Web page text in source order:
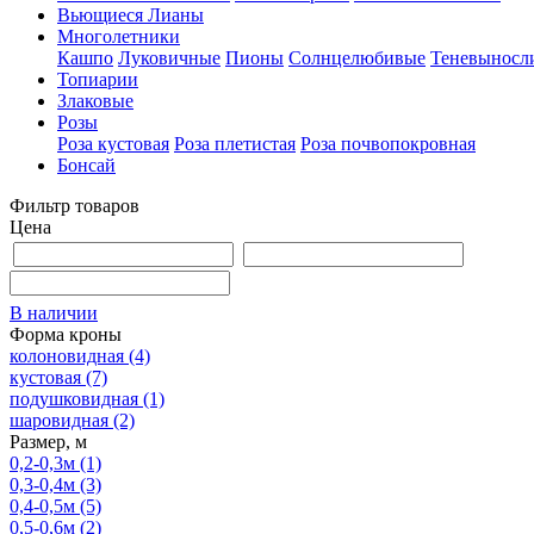
Вьющиеся Лианы
Многолетники
Кашпо Луковичные Пионы Солнцелюбивые
Топиарии
Злаковые
Розы
Роза кустовая Роза плетистая Роза почвопокровная
Бонсай
Фильтр товаров
Цена
В наличии
Форма кроны
колоновидная (4)
кустовая (7)
подушковидная (1)
шаровидная (2)
Размер, м
0,2-0,3м (1)
0,3-0,4м (3)
0,4-0,5м (5)
0,5-0,6м (2)